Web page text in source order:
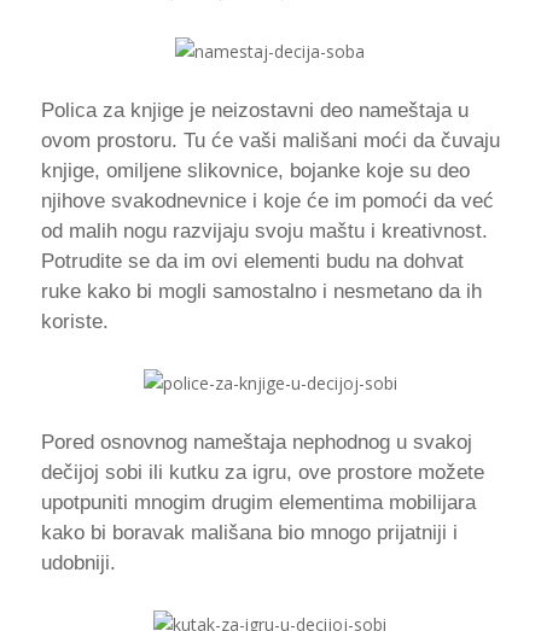
Polica za knjige je neizostavni deo nameštaja u
ovom prostoru. Tu će vaši mališani moći da čuvaju
knjige, omiljene slikovnice, bojanke koje su deo
njihove svakodnevnice i koje će im pomoći da već
od malih nogu razvijaju svoju maštu i kreativnost.
Potrudite se da im ovi elementi budu na dohvat
ruke kako bi mogli samostalno i nesmetano da ih
koriste.
Pored osnovnog nameštaja nephodnog u svakoj
dečijoj sobi ili kutku za igru, ove prostore možete
upotpuniti mnogim drugim elementima mobilijara
kako bi boravak mališana bio mnogo prijatniji i
udobniji.